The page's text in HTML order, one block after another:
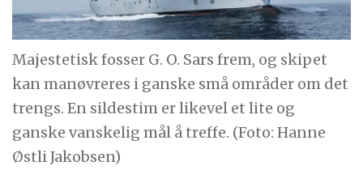
Majestetisk fosser G. O. Sars frem, og skipet
kan manøvreres i ganske små områder om det
trengs. En sildestim er likevel et lite og
ganske vanskelig mål å treffe. (Foto: Hanne
Østli Jakobsen)